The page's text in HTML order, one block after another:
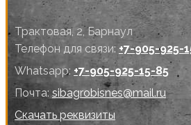
Трактовая, 2, Барнаул
Телефон для связи: +7-905-925-
Whatsapp: +7-905-925-15-85
Почта: sibagrobisnes@mail.ru
Скачать реквизиты